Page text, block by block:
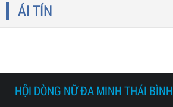
ÁI TÍN
HỘI DÒNG NỮ ĐA MINH THÁI BÌNH